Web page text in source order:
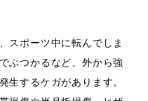
スポーツ中に転んでしま
ぶつかるなど、外から強
生するケガがあります。